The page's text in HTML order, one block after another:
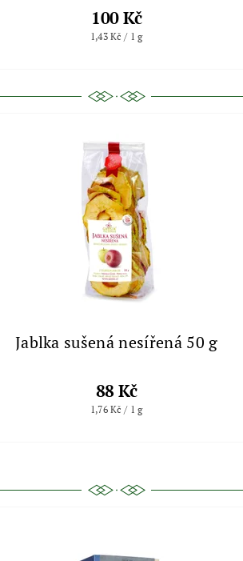
100 Kč
1,43 Kč / 1 g
Jablka sušená nesířená 50 g
88 Kč
1,76 Kč / 1 g